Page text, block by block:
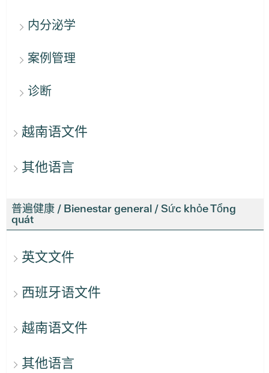
内分泌学
案例管理
诊断
越南语文件
其他语言
普遍健康 / Bienestar general / Sức khỏe Tổng
quát
英文文件
西班牙语文件
越南语文件
其他语言